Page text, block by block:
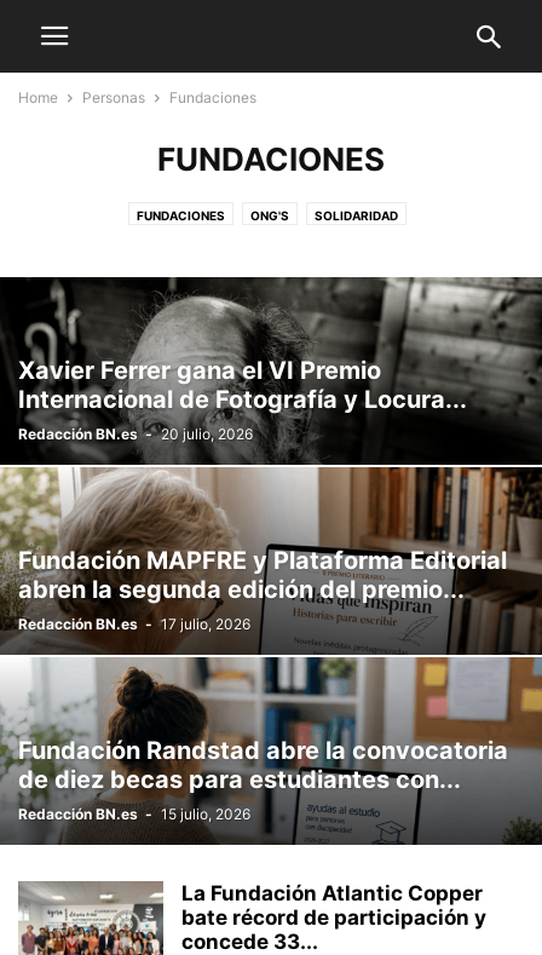
Home Personas Fundaciones
FUNDACIONES
FUNDACIONES ONG'S SOLIDARIDAD
Xavier Ferrer gana el VI Premio
Internacional de Fotografía y Locura...
Redacción BN.es - 20 julio, 2026
Fundación MAPFRE y Plataforma Editorial
abren la segunda edición del premio...
Redacción BN.es - 17 julio, 2026
Fundación Randstad abre la convocatoria
de diez becas para estudiantes con...
Redacción BN.es - 15 julio, 2026
La Fundación Atlantic Copper
bate récord de participación y
concede 33...